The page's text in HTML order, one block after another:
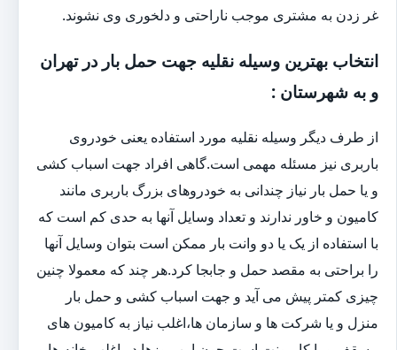
غر زدن به مشتری موجب ناراحتی و دلخوری وی نشوند.
انتخاب بهترین وسیله نقلیه جهت حمل بار در تهران
و به شهرستان :
از طرف دیگر وسیله نقلیه مورد استفاده یعنی خودروی
باربری نیز مسئله مهمی است.گاهی افراد جهت اسباب کشی
و یا حمل بار نیاز چندانی به خودروهای بزرگ باربری مانند
کامیون و خاور ندارند و تعداد وسایل آنها به حدی کم است که
با استفاده از یک یا دو وانت بار ممکن است بتوان وسایل آنها
را براحتی به مقصد حمل و جابجا کرد.هر چند که معمولا چنین
چیزی کمتر پیش می آید و جهت اسباب کشی و حمل بار
منزل و یا شرکت ها و سازمان ها،اغلب نیاز به کامیون های